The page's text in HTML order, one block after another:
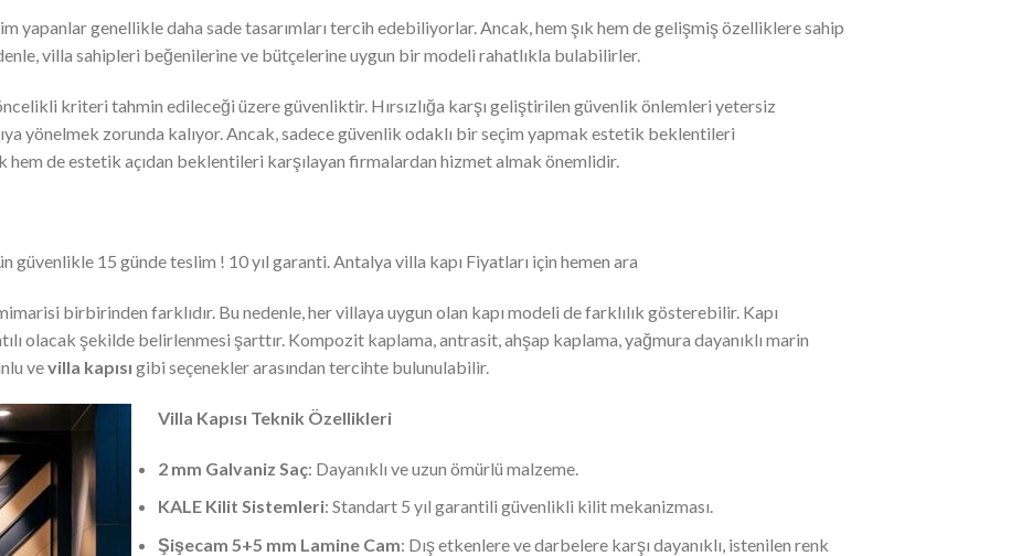
yapanlar genellikle daha sade tasarımları tercih edebiliyorlar. Ancak, hem şık hem de gelişmiş özelliklere sahip
villa sahipleri beğenilerine ve bütçelerine uygun bir modeli rahatlıkla bulabilirler.
kriteri tahmin edileceği üzere güvenliktir. Hırsızlığa karşı geliştirilen güvenlik önlemleri yetersiz
yönelmek zorunda kalıyor. Ancak, sadece güvenlik odaklı bir seçim yapmak estetik beklentileri
hem de estetik açıdan beklentileri karşılayan firmalardan hizmet almak önemlidir.
güvenlikle 15 günde teslim ! 10 yıl garanti. Antalya villa kapı Fiyatları için hemen ara
birbirinden farklıdır. Bu nedenle, her villaya uygun olan kapı modeli de farklılık gösterebilir. Kapı
olacak şekilde belirlenmesi şarttır. Kompozit kaplama, antrasit, ahşap kaplama, yağmura dayanıklı marin
vevilla kapısı gibi seçenekler arasından tercihte bulunulabilir.
Villa Kapısı Teknik Özellikleri
2 mm Galvaniz Saç: Dayanıklı ve uzun ömürlü malzeme.
KALE Kilit Sistemleri: Standart 5 yıl garantili güvenlikli kilit mekanizması.
Şişecam 5+5 mm Lamine Cam: Dış etkenlere ve darbelere karşı dayanıklı, istenilen renk